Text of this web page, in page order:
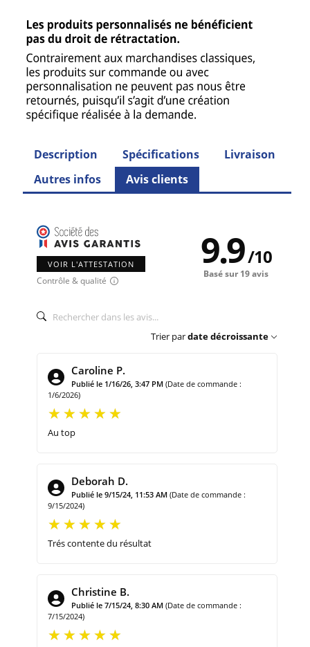
Description Spécifications
Livraison
Autres infos
Avis clients
VOIR L'ATTESTATION
Contrôle & qualité
9.9/10
Basé sur 19 avis
Trier pardate décroissante
Caroline P.
Publié le 1/16/26, 3:47 PM (Date de commande :
1/6/2026)
Au top
Deborah D.
Publié le 9/15/24, 11:53 AM (Date de commande :
9/15/2024)
Trés contente du résultat
Christine B.
Publié le 7/15/24, 8:30 AM (Date de commande :
7/15/2024)